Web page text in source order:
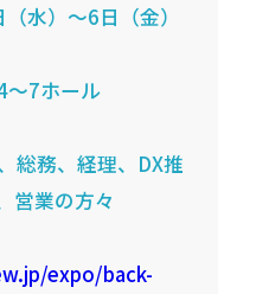
水）～6日（金）
7ホール
総務、経理、DX推
営業の方々
expo/back-